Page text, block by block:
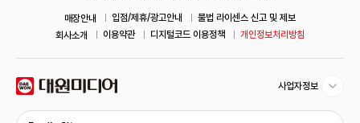
매장안내 입점/제휴/광고안내
불법 라이센스 신고 및 제보
회사소개
이용약관 디지털코드 이용정책 개인정보처리방침
사업자정보